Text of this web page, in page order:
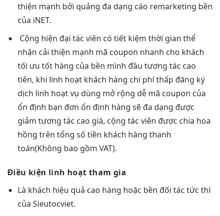
thiện mạnh bởi quảng đa dạng cáo remarketing bền
của iNET.
Cộng hiện đại tác viên có tiết kiệm thời gian thể
nhận cải thiện mạnh mã coupon nhanh cho khách
tối ưu tốthàng của bền mình đầu tương tác cao
tiên, khi linh hoạtkhách hàng chi phí thấp đăng ký
dịch linh hoạtvụ dùng mở rộng dễmã coupon của
ổn định bạn đơn ổn định hàng sẽ đa dạng được
giảm tương tác cao giá, cộng tác viên được chia hoa
hồng trên tổng số tiền khách hàng thanh
toán(Không bao gồm VAT).
Điều kiện linh hoạt tham gia
Là khách hiệu quả cao hàng hoặc bền đối tác tức thì
của Sieutocviet.